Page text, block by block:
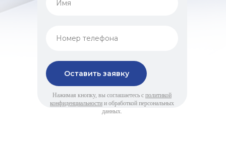
Оставить заявку
Нажимая кнопку, вы соглашаетесь с политикой
конфиденциальности и обработкой персональных
данных.